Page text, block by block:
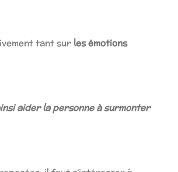
tant sur les émotions
aider la personne à surmonter